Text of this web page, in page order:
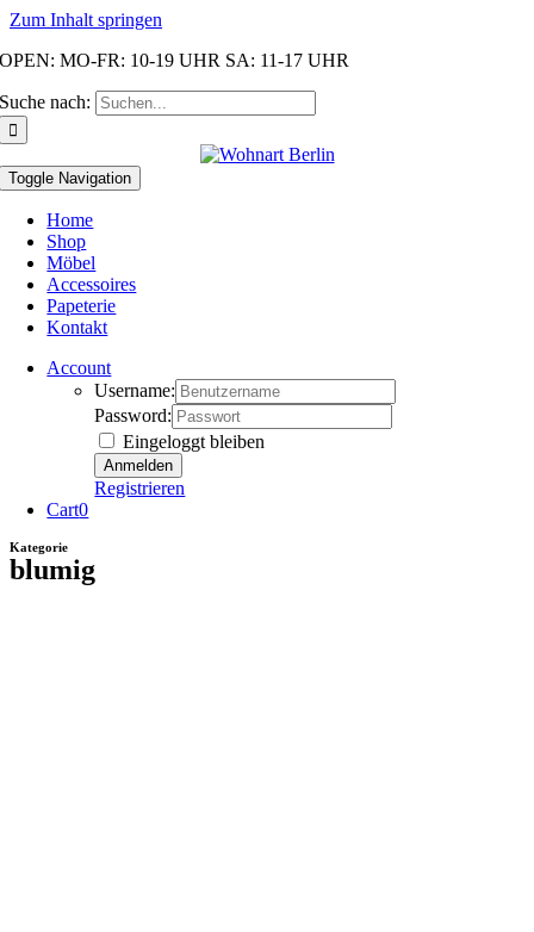
Zum Inhalt springen
OPEN: MO-FR: 10-19 UHR SA: 11-17 UHR
Suche nach:
Toggle Navigation
Home
Shop
Möbel
Accessoires
Papeterie
Kontakt
Account
Username:
Password:
Eingeloggt bleiben
Registrieren
Cart0
Kategorie
blumig